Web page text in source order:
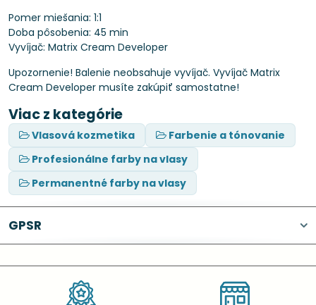
Pomer miešania: 1:1
Doba pôsobenia: 45 min
Vyvíjač: Matrix Cream Developer
Upozornenie! Balenie neobsahuje vyvíjač. Vyvíjač Matrix
Cream Developer musíte zakúpiť samostatne!
Viac z kategórie
Vlasová kozmetika
Farbenie a tónovanie
Profesionálne farby na vlasy
Permanentné farby na vlasy
GPSR